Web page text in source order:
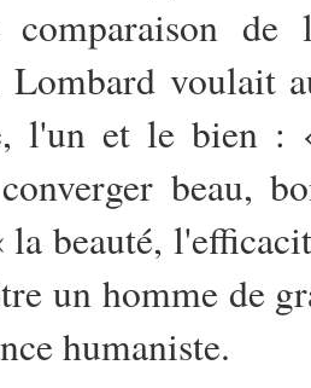
comparaison
voulait
l'un et le bien
beau,
beauté,
un homme de
humaniste.